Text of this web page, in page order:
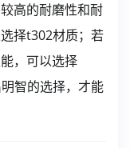
高的耐磨性和耐
择t302材质；若
，可以选择
智的选择，才能